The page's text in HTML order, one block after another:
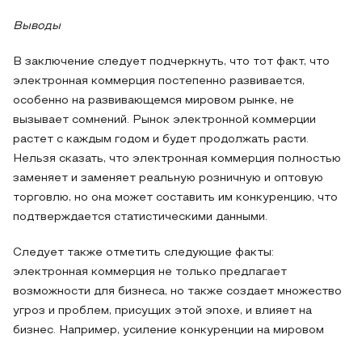
Выводы
В заключение следует подчеркнуть, что тот факт, что
электронная коммерция постепенно развивается,
особенно на развивающемся мировом рынке, не
вызывает сомнений. Рынок электронной коммерции
растет с каждым годом и будет продолжать расти.
Нельзя сказать, что электронная коммерция полностью
заменяет и заменяет реальную розничную и оптовую
торговлю, но она может составить им конкуренцию, что
подтверждается статистическими данными.
Следует также отметить следующие факты:
электронная коммерция не только предлагает
возможности для бизнеса, но также создает множество
угроз и проблем, присущих этой эпохе, и влияет на
бизнес. Например, усиление конкуренции на мировом